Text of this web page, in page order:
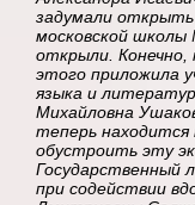
задумали
московской
открыли. Конечно,
этого приложила
языка и
Михайловна
теперь находится
обустроить эту
Государственный
при содействии